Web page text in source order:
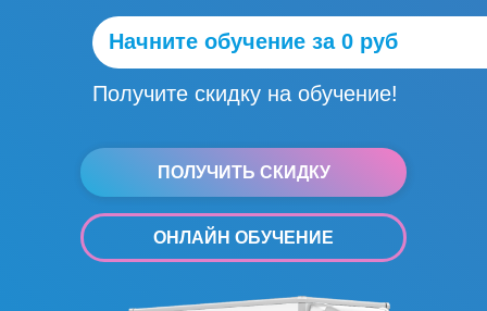
ПОЛУЧИТЬ СКИДКУ
Начните обучение за 0 руб
Получите скидку на обучение!
ОНЛАЙН ОБУЧЕНИЕ